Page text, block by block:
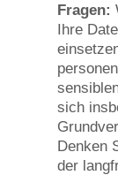
Fragen:
Ihre
sich
Denken
der